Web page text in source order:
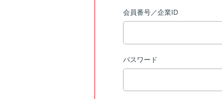
会員番号／企業ID
パスワード